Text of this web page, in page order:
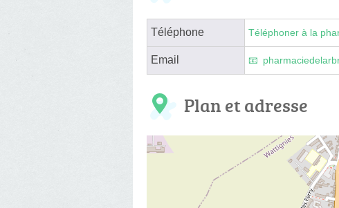
Téléphone Téléphoner à la
Email
Plan et adresse